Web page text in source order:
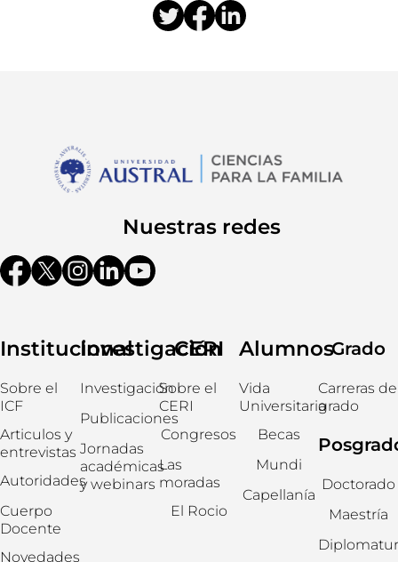
Nuestras redes
Institucional
Sobre el
ICF
Articulos y
entrevistas
Autoridades
Cuerpo
Docente
Novedades
Investigación
Investigación
Publicaciones
Jornadas
académicas
y webinars
CERI
Sobre el
CERI
Congresos
Las
moradas
El Rocio
Alumnos
Vida
Universitaria
Becas
Mundi
Capellanía
Grado
Carreras de
grado
Doctorado
Maestría